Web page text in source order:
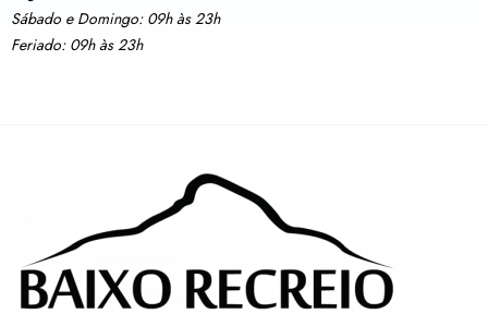
Sábado e Domingo: 09h às 23h
Feriado: 09h às 23h